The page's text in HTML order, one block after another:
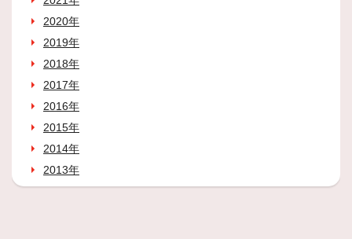
2020年
2019年
2018年
2017年
2016年
2015年
2014年
2013年